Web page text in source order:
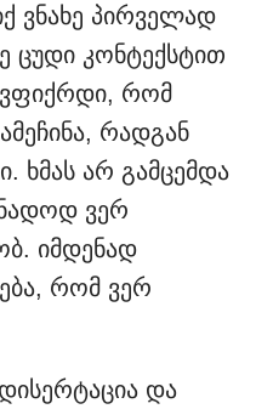
ვნახე პირველად
ცუდი კონტექსტით
რომ
რადგან
ხმას არ გამცემდა
ვერ
იმდენად
რომ ვერ
და